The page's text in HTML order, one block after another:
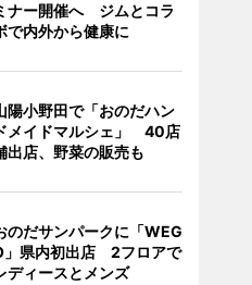
ナー開催へ ジムとコラ
で内外から健康に
陽小野田で「おのだハン
メイドマルシェ」 40店
出店、野菜の販売も
のだサンパークに「WEG
」県内初出店 2フロアで
ディースとメンズ